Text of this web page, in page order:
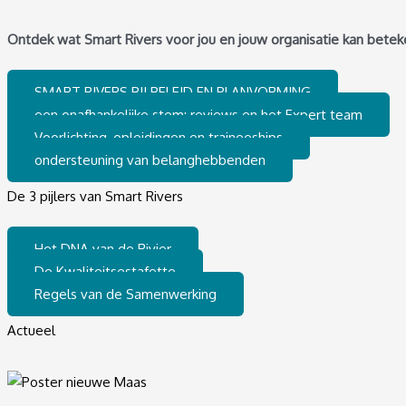
Ontdek wat Smart Rivers voor jou en jouw organisatie kan
SMART RIVERS BIJ BELEID EN PLANVORMING
een onafhankelijke stem: reviews en het Expert team
Voorlichting, opleidingen en traineeships
ondersteuning van belanghebbenden
De 3 pijlers van Smart Rivers
Het DNA van de Rivier
De Kwaliteitsestafette
Regels van de Samenwerking
Actueel